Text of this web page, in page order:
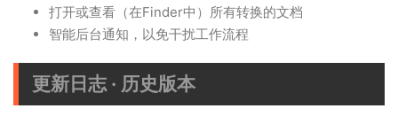
打开或查看（在Finder中）所有转换的文档
智能后台通知，以免干扰工作流程
更新日志 · 历史版本